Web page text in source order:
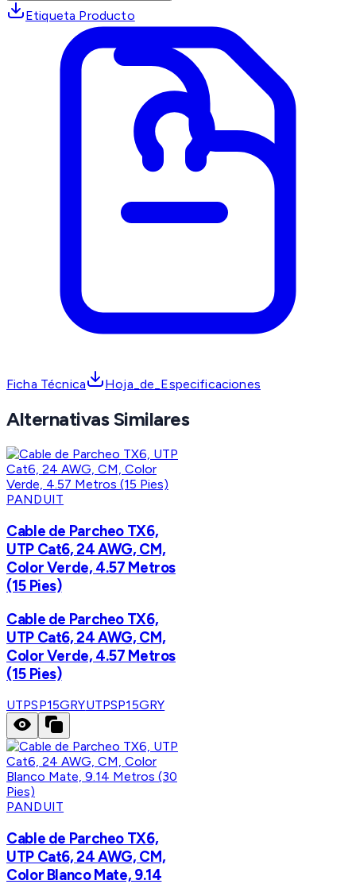
Etiqueta Producto
Ficha Técnica Hoja_de_Especificaciones
Alternativas Similares
PANDUIT
Cable de Parcheo TX6,
UTP Cat6, 24 AWG, CM,
Color Verde, 4.57 Metros
(15 Pies)
Cable de Parcheo TX6,
UTP Cat6, 24 AWG, CM,
Color Verde, 4.57 Metros
(15 Pies)
UTPSP15GRYUTPSP15GRY
PANDUIT
Cable de Parcheo TX6,
UTP Cat6, 24 AWG, CM,
Color Blanco Mate, 9.14